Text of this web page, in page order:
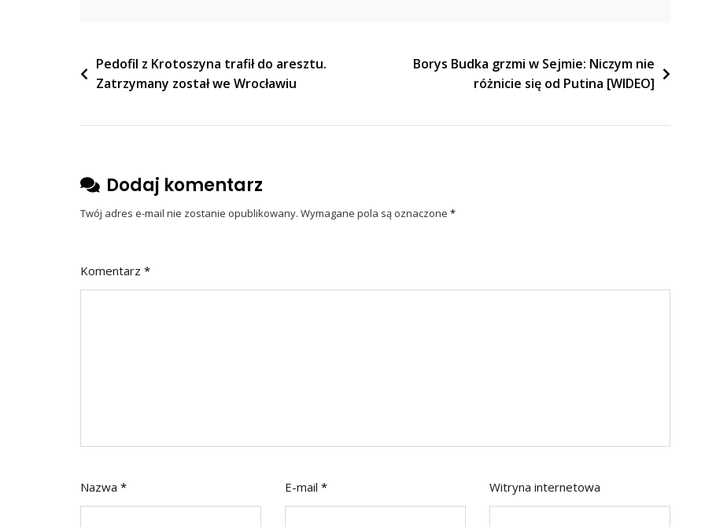
Nawigacja
wpisu
Pedofil z Krotoszyna trafił do aresztu.
Zatrzymany został we Wrocławiu
Borys Budka grzmi w Sejmie: Niczym nie
różnicie się od Putina [WIDEO]
Dodaj komentarz
Twój adres e-mail nie zostanie opublikowany. Wymagane pola są oznaczone *
Komentarz *
Nazwa * E-mail * Witryna internetowa